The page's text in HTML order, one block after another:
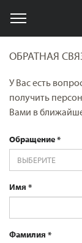
ОБРАТНАЯ
У Вас есть
получить
Вами в
Обращение
ВЫБЕРИТЕ
Имя
Фамилия